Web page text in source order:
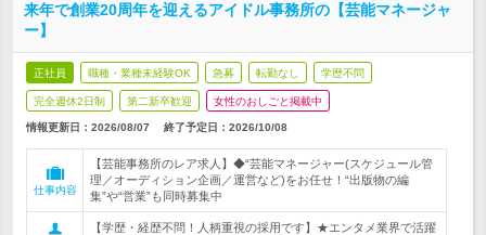
来年で創業20周年を迎えるアイドル事務所の【芸能マネージャ
ー】
正社員 職種・業種未経験OK 急募 転勤なし 学歴不問
完全週休2日制 第二新卒歓迎 女性のおしごと掲載中
情報更新日：2026/08/07 終了予定日： 2026/10/08
仕事内容
【芸能事務所のレア求人】◆“芸能マネージャー(スケジュール管
理／オーディション企画／運営など)をお任せ！“出版物の編
集”や“営業”も同時募集中
【学歴・経歴不問！人柄重視の採用です】★エンタメ業界で活躍